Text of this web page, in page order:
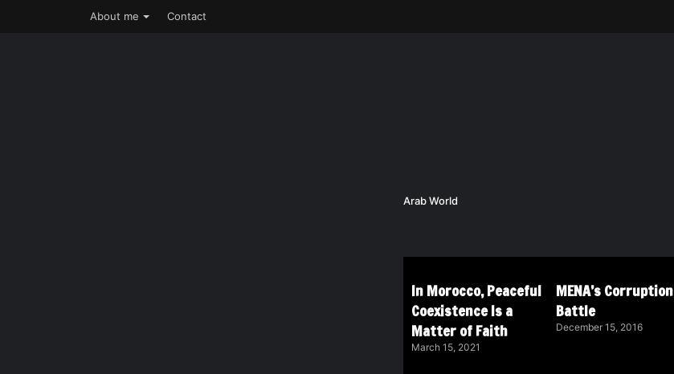
About me Contact
Arab World
In Morocco, Peaceful
Coexistence Is a
Matter of Faith
March 15, 2021
MENA’s Corruption
Battle
December 15, 2016